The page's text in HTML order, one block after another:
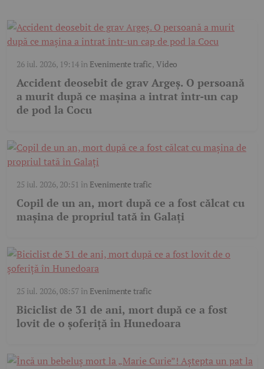
26 iul. 2026, 19:14în Evenimente trafic, Video
Accident deosebit de grav Argeș. O persoană
a murit după ce mașina a intrat într-un cap
de pod la Cocu
25 iul. 2026, 20:51 în Evenimente trafic
Copil de un an, mort după ce a fost călcat cu
mașina de propriul tată în Galați
25 iul. 2026, 08:57în Evenimente trafic
Biciclist de 31 de ani, mort după ce a fost
lovit de o șoferiță în Hunedoara